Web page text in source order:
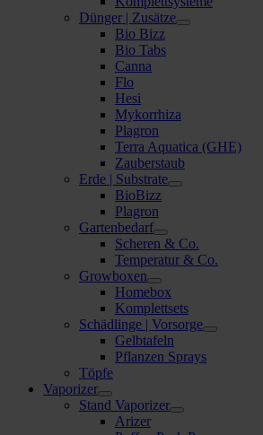
Dünger | Zusätze
Bio Bizz
Bio Tabs
Canna
Flo
Hesi
Mykorrhiza
Plagron
Terra Aquatica (GHE)
Zauberstaub
Erde | Substrate
BioBizz
Plagron
Gartenbedarf
Scheren & Co.
Temperatur & Co.
Growboxen
Homebox
Komplettsets
Schädlinge | Vorsorge
Gelbtafeln
Pflanzen Sprays
Töpfe
Vaporizer
Stand Vaporizer
Arizer